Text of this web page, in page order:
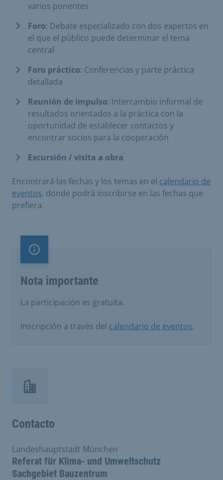
varios ponentes
Foro: Debate especializado con dos expertos en
el que el público puede determinar el tema
central
Foro práctico: Conferencias y parte práctica
detallada
Reunión de impulso: Intercambio informal de
resultados orientados a la práctica con la
oportunidad de establecer contactos y
encontrar socios para la cooperación
Excursión / visita a obra
Encontrará las fechas y los temas en el calendario de
eventos, donde podrá inscribirse en las fechas que
prefiera.
Nota importante
Nota importante
La participación es gratuita.
Inscripción a través del calendario de eventos.
Contacto
Referat für Klima- und Umweltschutz
Sachgebiet Bauzentrum
Landeshauptstadt München